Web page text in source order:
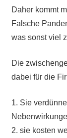
Daher kommt
Falsche
was sonst viel
Die
dabei für die
1. Sie
2. sie kosten